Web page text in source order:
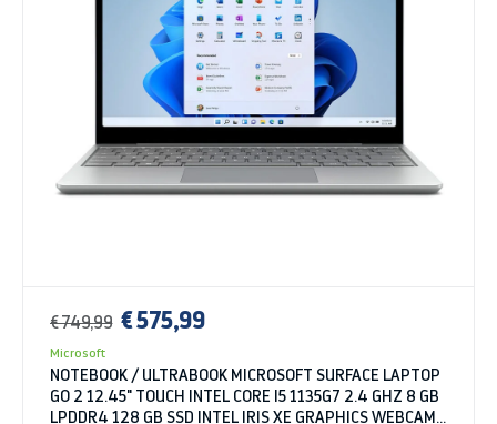
€ 749,99 € 575,99
Microsoft
NOTEBOOK / ULTRABOOK MICROSOFT SURFACE LAPTOP
GO 2 12.45" TOUCH INTEL CORE I5 1135G7 2.4 GHZ 8 GB
LPDDR4 128 GB SSD INTEL IRIS XE GRAPHICS WEBCAM